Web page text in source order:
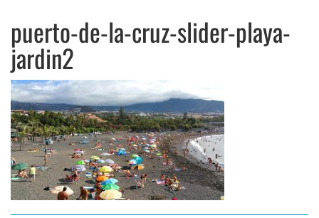
puerto-de-la-cruz-slider-playa-
jardin2